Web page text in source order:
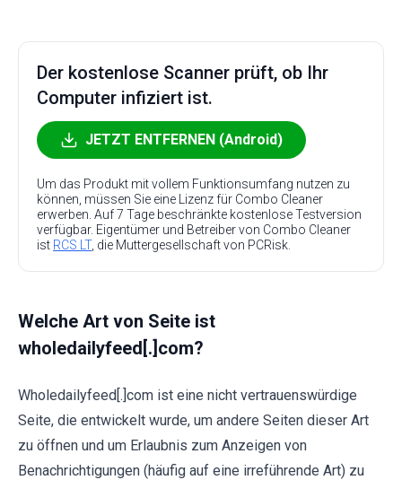
Der kostenlose Scanner prüft, ob Ihr
Computer infiziert ist.
JETZT ENTFERNEN (Android)
Um das Produkt mit vollem Funktionsumfang nutzen zu
können, müssen Sie eine Lizenz für Combo Cleaner
erwerben. Auf 7 Tage beschränkte kostenlose Testversion
verfügbar. Eigentümer und Betreiber von Combo Cleaner
ist RCS LT, die Muttergesellschaft von PCRisk.
Welche Art von Seite ist
wholedailyfeed[.]com?
Wholedailyfeed[.]com ist eine nicht vertrauenswürdige
Seite, die entwickelt wurde, um andere Seiten dieser Art
zu öffnen und um Erlaubnis zum Anzeigen von
Benachrichtigungen (häufig auf eine irreführende Art) zu